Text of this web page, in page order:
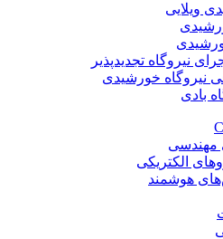
ویلایی
نیروگاه تجدیدپذیر
نیروگاه خورشیدی
بادی
مهندسی
الکتریکی
هوشمند